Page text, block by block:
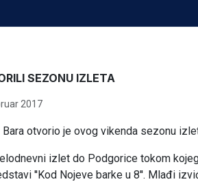
SEZONU IZLETA
2017
otvorio je ovog vikenda sezonu
izlet do Podgorice tokom
''Kod Nojeve barke u 8''. Mlađi